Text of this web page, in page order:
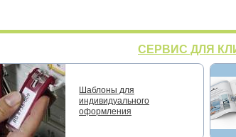
СЕРВИС ДЛЯ
Шаблоны для
индивидуального
оформления